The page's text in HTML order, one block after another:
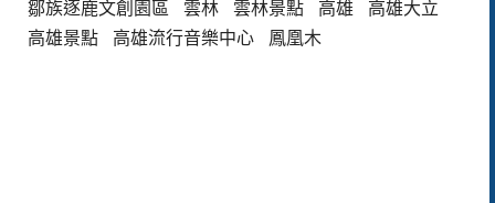
鄒族逐鹿文創園區
雲林 雲林景點 高雄
高雄大立
高雄景點
高雄流行音樂中心 鳳凰木